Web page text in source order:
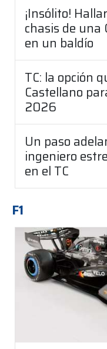
¡Insólito!
chasis de una
en un baldío
TC: la opción
Castellano
2026
Un paso
ingeniero
en el TC
F1